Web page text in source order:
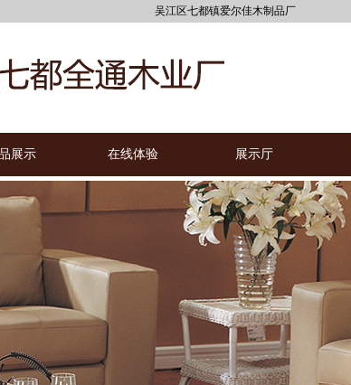
吴江区七都镇爱尔佳木制品厂
展示 在线体验 展示厅